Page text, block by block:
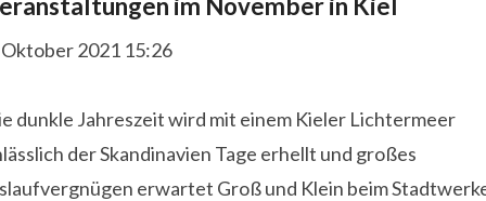
im November in Kiel
2021 15:26
dunkle Jahreszeit wird mit einem Kieler Lichtermeer
der Skandinavien Tage erhellt und großes
erwartet Groß und Klein beim